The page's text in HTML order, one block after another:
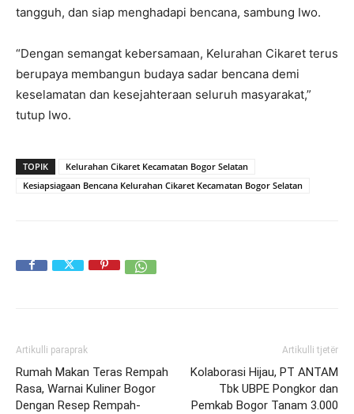
tangguh, dan siap menghadapi bencana, sambung Iwo.
“Dengan semangat kebersamaan, Kelurahan Cikaret terus
berupaya membangun budaya sadar bencana demi
keselamatan dan kesejahteraan seluruh masyarakat,”
tutup Iwo.
TOPIK
Kelurahan Cikaret Kecamatan Bogor Selatan
Kesiapsiagaan Bencana Kelurahan Cikaret Kecamatan Bogor Selatan
Artikulli paraprak
Rumah Makan Teras Rempah
Rasa, Warnai Kuliner Bogor
Dengan Resep Rempah-
Artikulli tjetër
Kolaborasi Hijau, PT ANTAM
Tbk UBPE Pongkor dan
Pemkab Bogor Tanam 3.000